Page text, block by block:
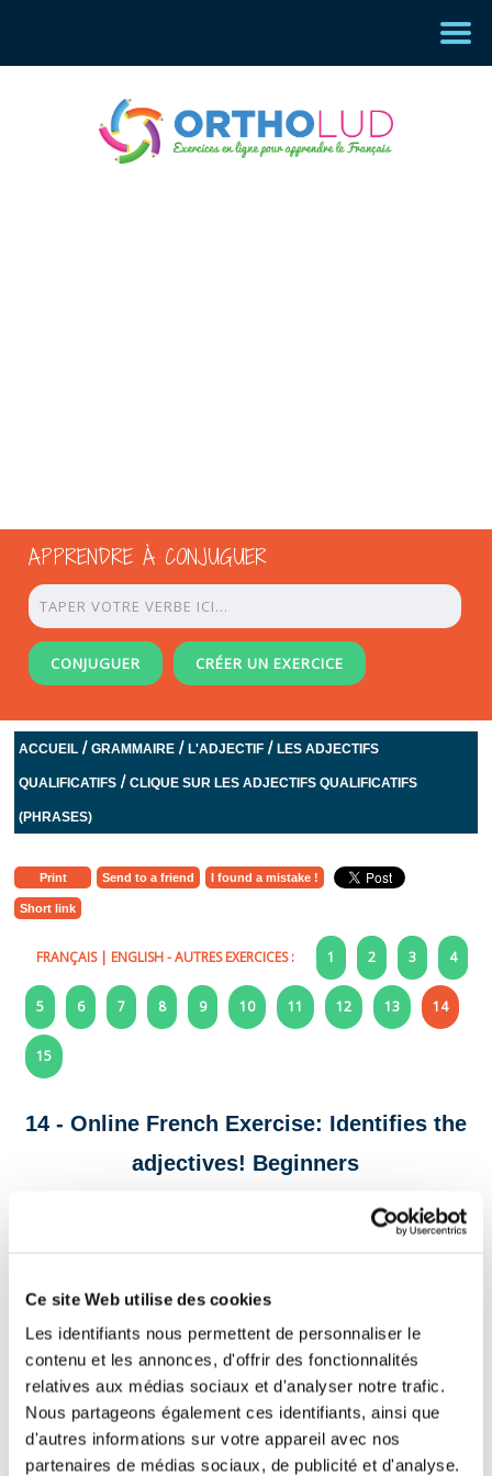
Ce site Web utilise des cookies
Les identifiants nous permettent de personnaliser le
contenu et les annonces, d'offrir des fonctionnalités
relatives aux médias sociaux et d'analyser notre trafic.
Nous partageons également ces identifiants, ainsi que
d'autres informations sur votre appareil avec nos
partenaires de médias sociaux, de publicité et d'analyse.
APPRENDRE À CONJUGUER
CONJUGUER CRÉER UN EXERCICE
ACCUEIL /GRAMMAIRE /L'ADJECTIF /LES ADJECTIFS
QUALIFICATIFS /CLIQUE SUR LES ADJECTIFS QUALIFICATIFS
(PHRASES)
Print Send to a friend I found a mistake !
Short link
FRANÇAIS| ENGLISH- AUTRES EXERCICES : 1 2 3 4
5 6 7 8 9 10 11 12 13 14
15
14 - Online French Exercise: Identifies the
adjectives! Beginners
In these sentences, click on all qualifying
It is a word that precedes or follows a name or pronoun. It
qualifies that name or pronoun. It gives indications on the
character of a person, his pace, the colour of an animal or an
object...
Example : C'est ungentil garçon : il estserviable
Le ciel étoilé illumine doucement la nuit